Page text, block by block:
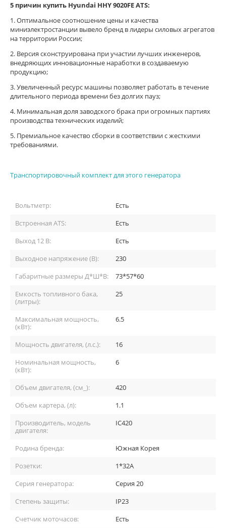
5 причин купить Hyundai HHY 9020FE ATS:
1. Оптимальное соотношение цены и качества
миниэлектростанции вывело бренд в лидеры силовых агрегатов
на территории России;
2. Версия сконструирована при участии лучших инженеров,
внедряющих инновационные наработки в создаваемую
продукцию;
3. Увеличенный ресурс машины позволяет работать в течение
длительного периода времени без долгих пауз;
4. Минимальная доля заводского брака при огромных партиях
производства технических изделий;
5. Премиальное качество сборки в соответствии с жесткими
требованиями.
Транспортировочный комплект для этого генератора
Вольтметр:
Есть
Встроенная ATS:
Есть
Выход 12 В:
Есть
Выходное напряжение (В):
230
Габаритные размеры Д*Ш*В:
73*57*60
Емкость топливного бака,
(литры):
25
Максимальная мощность,
(кВт):
6.5
Мощность двигателя, (л.с.):
16
Номинальная мощность,
(кВт):
6
Объем двигателя, (см_):
420
Объем картера, (л):
1.1
Производитель, модель
двигателя:
IC420
Родина бренда:
Южная Корея
Розетки:
1*32A
Серия генератора:
Серия 20
Степень защиты:
IP23
Счетчик моточасов:
Есть